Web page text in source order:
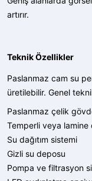
artırır.
Teknik Özellikler
Paslanmaz cam su
üretilebilir. Genel
Paslanmaz çelik
Temperli veya lamine
Su dağıtım sistemi
Gizli su deposu
Pompa ve filtrasyon